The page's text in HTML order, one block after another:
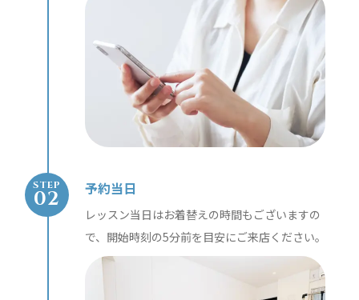
STEP 予約当日
レッスン当日はお着替えの時間もございますの
で、開始時刻の5分前を目安にご来店ください。